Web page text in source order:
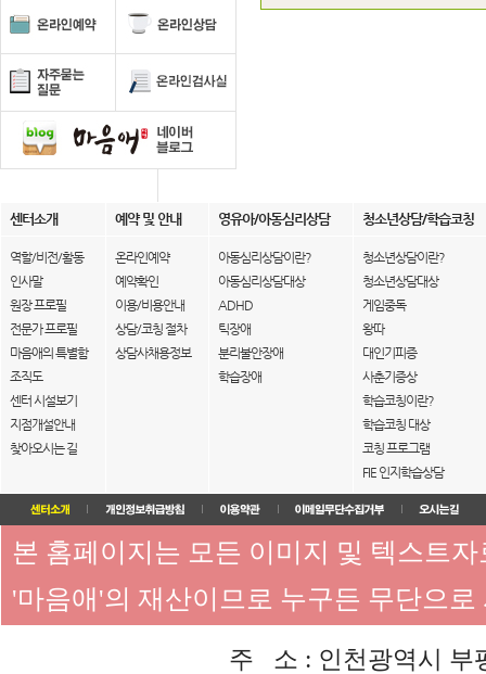
센터소개 예약 및 안내 영유아/아동심리상담 청소년상담/학습코칭
역할/비전/활동
인사말
원장 프로필
전문가 프로필
마음애의 특별함
조직도
센터 시설보기
지점개설안내
찾아오시는 길
온라인예약
예약확인
이용/비용안내
상담/코칭 절차
상담사채용정보
아동심리상담이란?
아동심리상담대상
ADHD
틱장애
분리불안장애
학습장애
청소년상담이란?
청소년상담대상
게임중독
왕따
대인기피증
사춘기증상
학습코칭이란?
학습코칭 대상
코칭 프로그램
FIE 인지학습상담
본 홈페이지는 모든 이미지 및 텍스트
'마음애'의 재산이므로 누구든 무단으
주 소 : 인천광역시 부